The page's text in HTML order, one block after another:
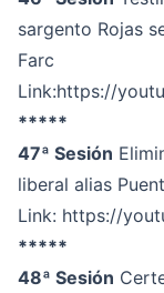
sargento Rojas
Farc
Link:https://
*****
47ª Sesión
liberal alias
Link: https://
*****
48ª Sesión